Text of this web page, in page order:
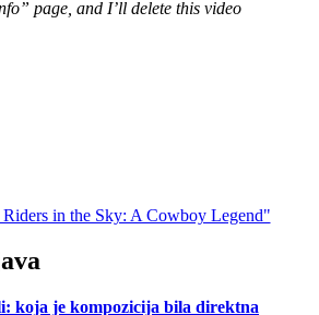
page, and I’ll delete this video
in the Sky: A Cowboy Legend"
koja je kompozicija bila direktna